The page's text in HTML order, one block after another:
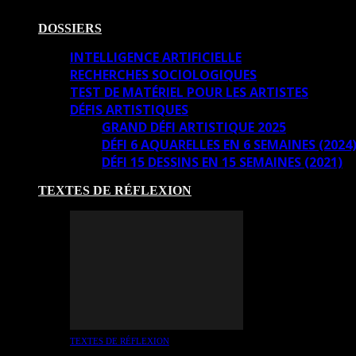
DOSSIERS
INTELLIGENCE ARTIFICIELLE
RECHERCHES SOCIOLOGIQUES
TEST DE MATÉRIEL POUR LES ARTISTES
DÉFIS ARTISTIQUES
GRAND DÉFI ARTISTIQUE 2025
DÉFI 6 AQUARELLES EN 6 SEMAINES (2024)
DÉFI 15 DESSINS EN 15 SEMAINES (2021)
TEXTES DE RÉFLEXION
TEXTES DE RÉFLEXION